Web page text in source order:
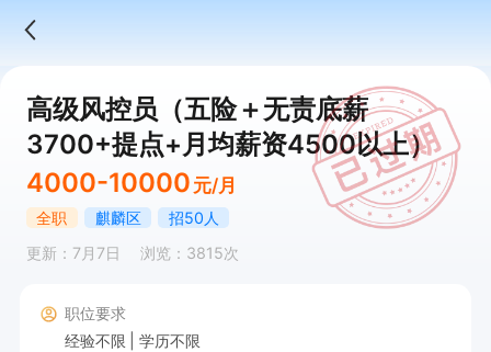
高级风控员（五险＋无责底薪
3700+提点+月均薪资4500以上）
4000-10000 元/月
全职 麒麟区
招50人
更新：7月7日
浏览：3815次
职位要求
经验不限
学历不限